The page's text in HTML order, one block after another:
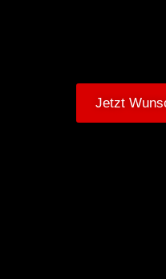
Jetzt